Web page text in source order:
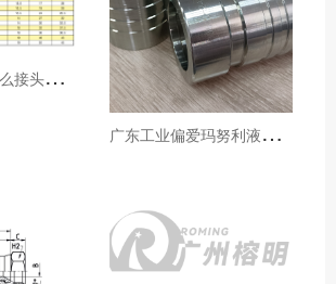
E
CL和ECS是什么接头，用于什么胶管或管件
广
东工业偏爱玛努利液压产品的五大原因（代理深度分析）